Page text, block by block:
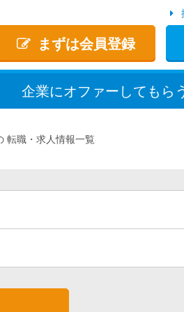
まずは会員登録
企業にオファー してもら
転職・求人情報一覧